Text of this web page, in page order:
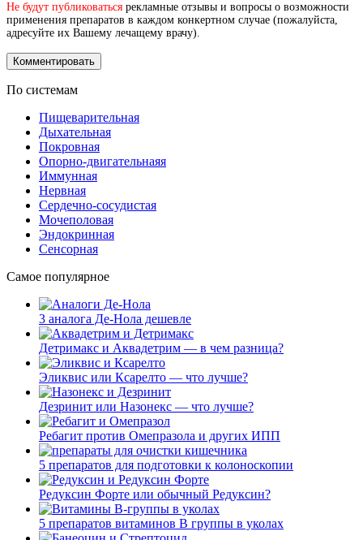
Не будут публиковаться рекламные отзывы и вопросы о возможности
применения препаратов в каждом конкертном случае (пожалуйста,
адресуйте их Вашему лечащему врачу).
По системам
Пищеварительная
Дыхательная
Покровная
Опорно-двигательнаяя
Иммунная
Нервная
Сердечно-сосудистая
Мочеполовая
Эндокринная
Сенсорная
Самое популярное
3 аналога Де-Нола дешевле
Детримакс и Аквадетрим — в чем разница?
Эликвис или Ксарелто — что лучше?
Дезринит или Назонекс — что лучше?
Ребагит против Омепразола и других ИПП
5 препаратов для подготовки к колоноскопии
Редуксин Форте или обычный Редуксин?
5 препаратов витаминов В группы в уколах